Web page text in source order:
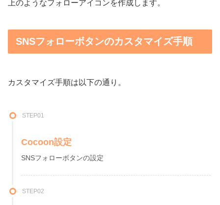
上のようなフォローアイコンを作成します。
SNSフォローボタンのカスタマイズ手順
カスタマイズ手順は以下の通り。
STEP01
Cocoon設定
SNSフォローボタンの設定
STEP02